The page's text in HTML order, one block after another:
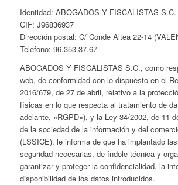
Identidad: ABOGADOS Y FISCALISTAS S.C.
CIF: J96836937
Dirección postal: C/ Conde Altea 22-14
Telefono: 96.353.37.67
ABOGADOS Y FISCALISTAS S.C., como
web, de conformidad con lo dispuesto en el
2016/679, de 27 de abril, relativo a la
físicas en lo que respecta al tratamiento de
adelante, «RGPD»), y la Ley 34/2002, de 11
de la sociedad de la información y del
(LSSICE), le informa de que ha implantado
seguridad necesarias, de índole técnica y
garantizar y proteger la confidencialidad, la
disponibilidad de los datos introducidos.